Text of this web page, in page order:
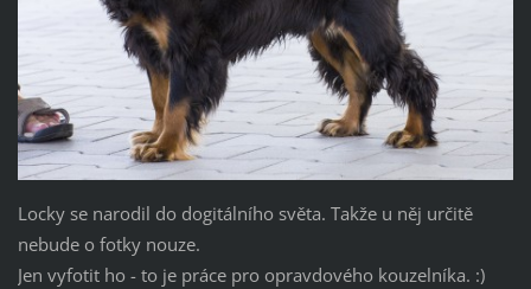
Locky se narodil do dogitálního světa. Takže u něj určitě
nebude o fotky nouze.
Jen vyfotit ho - to je práce pro opravdového kouzelníka. :)